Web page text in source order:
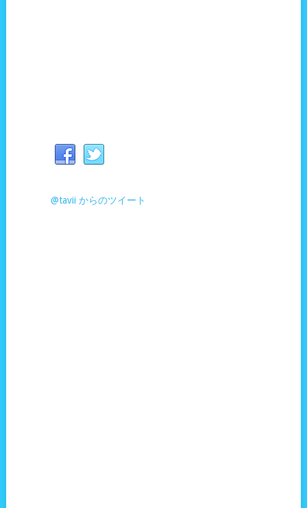
@tavii からのツイート